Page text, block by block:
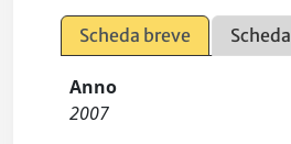
Scheda breve
Anno
2007